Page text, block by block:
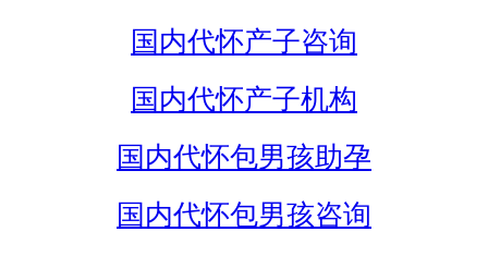
国内代怀产子咨询
国内代怀产子机构
国内代怀包男孩助孕
国内代怀包男孩咨询